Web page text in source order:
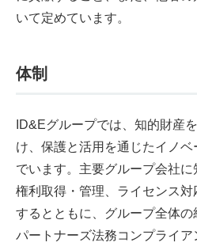
いて定めています。
体制
ID&Eグループでは、知的財産
け、保護と活用を通じたイノ
でいます。主要グループ会社に
権利取得・管理、ライセンス
するとともに、グループ全体
パートナーズ法務コンプライア